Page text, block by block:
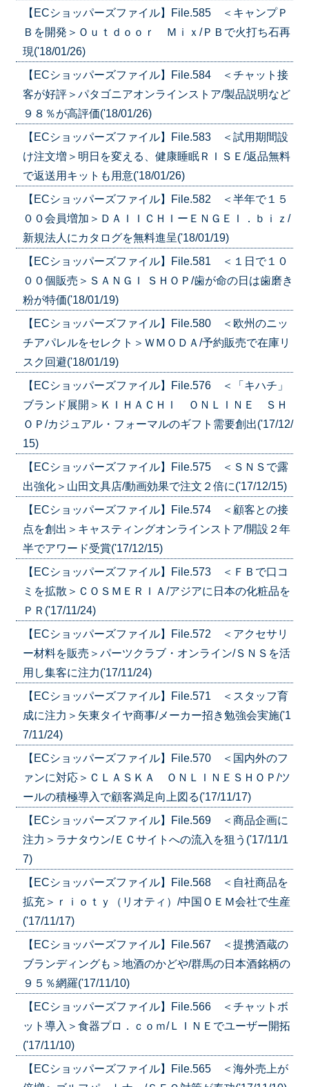
【ECショッパーズファイル】File.585 ＜キャンプＰ
Ｂを開発＞Ｏｕｔｄｏｏｒ Ｍｉｘ/ＰＢで火打ち石再
現('18/01/26)
【ECショッパーズファイル】File.584 ＜チャット接
客が好評＞パタゴニアオンラインストア/製品説明など
９８％が高評価('18/01/26)
【ECショッパーズファイル】File.583 ＜試用期間設
け注文増＞明日を変える、健康睡眠ＲＩＳＥ/返品無料
で返送用キットも用意('18/01/26)
【ECショッパーズファイル】File.582 ＜半年で１５
００会員増加＞ＤＡＩＩＣＨＩーＥＮＧＥＩ．ｂｉｚ/
新規法人にカタログを無料進呈('18/01/19)
【ECショッパーズファイル】File.581 ＜１日で１０
００個販売＞ＳＡＮＧＩ ＳＨＯＰ/歯が命の日は歯磨き
粉が特価('18/01/19)
【ECショッパーズファイル】File.580 ＜欧州のニッ
チアパレルをセレクト＞ＷＭＯＤＡ/予約販売で在庫リ
スク回避('18/01/19)
【ECショッパーズファイル】File.576 ＜「キハチ」
ブランド展開＞ＫＩＨＡＣＨＩ ＯＮＬＩＮＥ ＳＨ
ＯＰ/カジュアル・フォーマルのギフト需要創出('17/12/
15)
【ECショッパーズファイル】File.575 ＜ＳＮＳで露
出強化＞山田文具店/動画効果で注文２倍に('17/12/15)
【ECショッパーズファイル】File.574 ＜顧客との接
点を創出＞キャスティングオンラインストア/開設２年
半でアワード受賞('17/12/15)
【ECショッパーズファイル】File.573 ＜ＦＢで口コ
ミを拡散＞ＣＯＳＭＥＲＩＡ/アジアに日本の化粧品を
ＰＲ('17/11/24)
【ECショッパーズファイル】File.572 ＜アクセサリ
ー材料を販売＞パーツクラブ・オンライン/ＳＮＳを活
用し集客に注力('17/11/24)
【ECショッパーズファイル】File.571 ＜スタッフ育
成に注力＞矢東タイヤ商事/メーカー招き勉強会実施('1
7/11/24)
【ECショッパーズファイル】File.570 ＜国内外のフ
ァンに対応＞ＣＬＡＳＫＡ ＯＮＬＩＮＥＳＨＯＰ/ツ
ールの積極導入で顧客満足向上図る('17/11/17)
【ECショッパーズファイル】File.569 ＜商品企画に
注力＞ラナタウン/ＥＣサイトへの流入を狙う('17/11/1
7)
【ECショッパーズファイル】File.568 ＜自社商品を
拡充＞ｒｉｏｔｙ（リオティ）/中国ＯＥＭ会社で生産
('17/11/17)
【ECショッパーズファイル】File.567 ＜提携酒蔵の
ブランディングも＞地酒のかどや/群馬の日本酒銘柄の
９５％網羅('17/11/10)
【ECショッパーズファイル】File.566 ＜チャットボ
ット導入＞食器プロ．ｃｏｍ/ＬＩＮＥでユーザー開拓
('17/11/10)
【ECショッパーズファイル】File.565 ＜海外売上が